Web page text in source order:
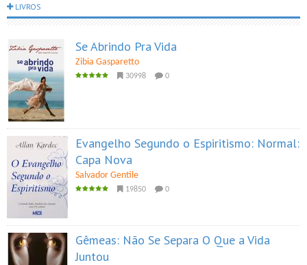
LIVROS
Se Abrindo Pra Vida
Zibia Gasparetto
30998 0
Evangelho Segundo o Espiritismo: Normal:
Capa Nova
Salvador Gentile
19850 0
Gêmeas: Não Se Separa O Que a Vida
Juntou